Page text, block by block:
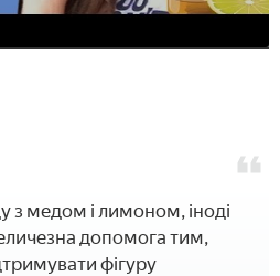
з медом і лимоном, іноді
допомога тим,
фігуру